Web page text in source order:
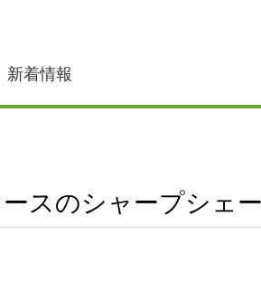
新着情報
ースのシャープシェ